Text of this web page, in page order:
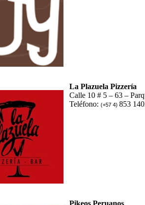
La Plazuela Pizzería
Calle 10 # 5 – 63 –
Teléfono:(+57 4)853